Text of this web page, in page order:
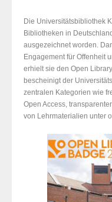
Die Universitätsbibliothek
Bibliotheken in
ausgezeichnet worden.
Engagement für Offenheit
erhielt sie den Open
bescheinigt der
zentralen Kategorien wie
Open Access,
von Lehrmaterialien unter